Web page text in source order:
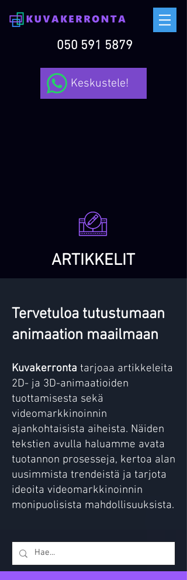
050 591 5879
Keskustele!
ARTIKKELIT
Tervetuloa tutustumaan
animaation maailmaan
Kuvakerronta tarjoaa artikkeleita
2D- ja 3D-animaatioiden
tuottamisesta sekä
videomarkkinoinnin
ajankohtaisista aiheista. Näiden
tekstien avulla haluamme avata
tuotannon prosesseja, kertoa alan
uusimmista trendeistä ja tarjota
ideoita videomarkkinoinnin
monipuolisista mahdollisuuksista.